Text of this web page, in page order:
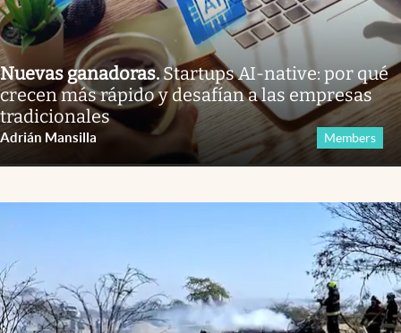
Nuevas ganadoras.Startups AI-native: por qué
crecen más rápido y desafían a las empresas
tradicionales
Adrián Mansilla Members